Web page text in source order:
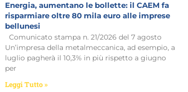
Energia, aumentano le bollette: il CAEM fa
risparmiare oltre 80 mila euro alle imprese
bellunesi
Comunicato stampa n. 21/2026 del 7 agosto
Un’impresa della metalmeccanica, ad esempio, a
luglio pagherà il 10,3% in più rispetto a giugno
per
Leggi Tutto »